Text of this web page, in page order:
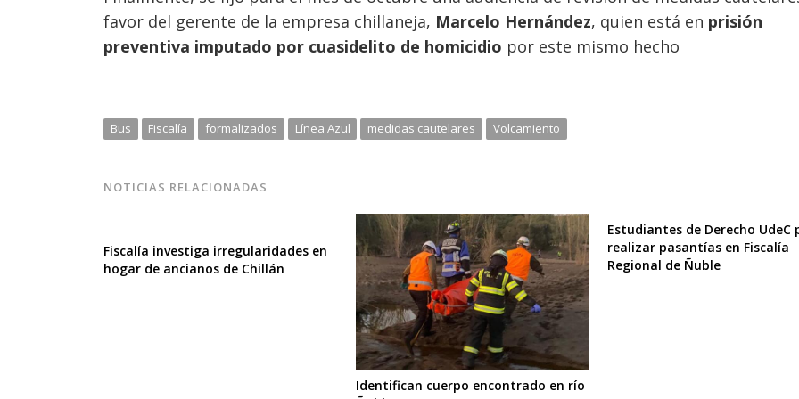
favor del gerente de la empresa chillaneja, Marcelo Hernández, quien está en prisión
preventiva imputado por cuasidelito de homicidio por este mismo hecho
Bus Fiscalía formalizados Línea Azul medidas cautelares Volcamiento
NOTICIAS RELACIONADAS
Fiscalía investiga irregularidades en
hogar de ancianos de Chillán
Identifican cuerpo encontrado en río
Estudiantes de Derecho UdeC
realizar pasantías en Fiscalía
Regional de Ñuble